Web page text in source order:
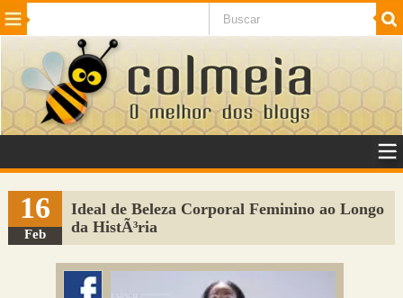
Beleza Cinema e TV
Internet Jogos NotÃ­cias SaÃºde
VeÃ­culos Adulto
Sugerir Link
Adicionar Blog
Colmeia Exchange
16
Feb
Ideal de Beleza Corporal Feminino ao Longo
da HistÃ³ria